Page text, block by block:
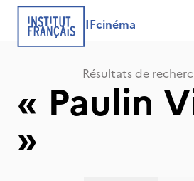
IFcinéma
Résultats de
« Paulin
»